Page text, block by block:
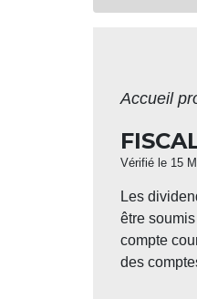
Accueil
Vérifié le 15
Les
être
compte
des